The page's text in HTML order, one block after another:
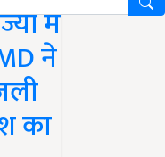
में
ने
का